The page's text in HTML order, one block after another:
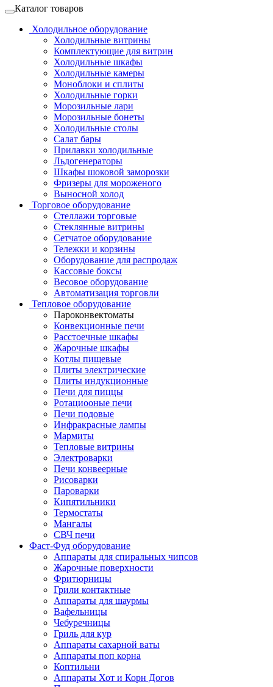
Каталог товаров
Холодильное оборудование
Холодильные витрины
Комплектующие для витрин
Холодильные шкафы
Холодильные камеры
Моноблоки и сплиты
Холодильные горки
Морозильные лари
Морозильные бонеты
Холодильные столы
Салат бары
Прилавки холодильные
Льдогенераторы
Шкафы шоковой заморозки
Фризеры для мороженого
Выносной холод
Торговое оборудование
Стеллажи торговые
Стеклянные витрины
Сетчатое оборудование
Тележки и корзины
Оборудование для распродаж
Кассовые боксы
Весовое оборудование
Автоматизация торговли
Тепловое оборудование
Пароконвектоматы
Конвекционные печи
Расстоечные шкафы
Жарочные шкафы
Котлы пищевые
Плиты электрические
Плиты индукционные
Печи для пиццы
Ротациооные печи
Печи подовые
Инфракрасные лампы
Мармиты
Тепловые витрины
Электроварки
Печи конвеерные
Рисоварки
Пароварки
Кипятильники
Термостаты
Мангалы
СВЧ печи
Фаст-Фуд оборудование
Аппараты для спиральных чипсов
Жарочные поверхности
Фритюрницы
Грили контактные
Аппараты для шаурмы
Вафельницы
Чебуречницы
Гриль для кур
Аппараты сахарной ваты
Аппараты поп корна
Коптильни
Аппараты Хот и Корн Догов